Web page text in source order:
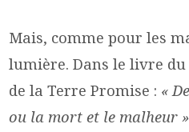
Mais, comme pour les
lumière. Dans le livre
de la Terre Promise : «
ou la mort et le malheur »